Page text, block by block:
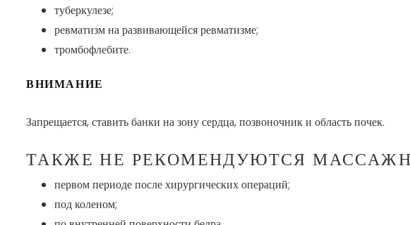
туберкулезе;
ревматизм на развивающейся ревматизме;
тромбофлебите.
ВНИМАНИЕ
Запрещается, ставить банки на зону сердца, позвоночник и область почек.
ТАКЖЕ НЕ РЕКОМЕНДУЮТСЯ
первом периоде после хирургических операций;
под коленом;